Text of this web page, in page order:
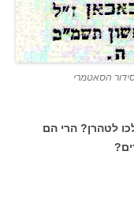
הסאטמרי
לטהרן? הרי הם